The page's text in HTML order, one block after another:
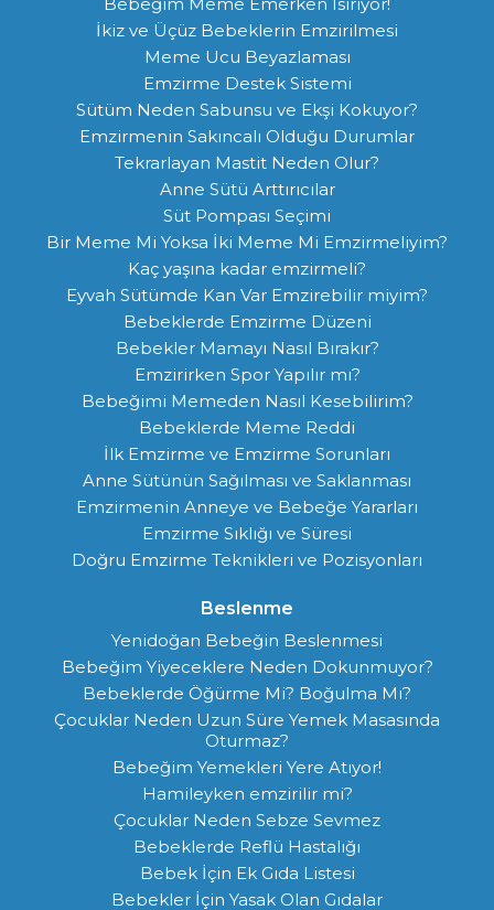
İkiz ve Üçüz Bebeklerin Emzirilmesi
Meme Ucu Beyazlaması
Emzirme Destek Sistemi
Sütüm Neden Sabunsu ve Ekşi Kokuyor?
Emzirmenin Sakıncalı Olduğu Durumlar
Tekrarlayan Mastit Neden Olur?
Anne Sütü Arttırıcılar
Süt Pompası Seçimi
Bir Meme Mi Yoksa İki Meme Mi Emzirmeliyim?
Kaç yaşına kadar emzirmeli?
Eyvah Sütümde Kan Var Emzirebilir miyim?
Bebeklerde Emzirme Düzeni
Bebekler Mamayı Nasıl Bırakır?
Emzirirken Spor Yapılır mı?
Bebeğimi Memeden Nasıl Kesebilirim?
Bebeklerde Meme Reddi
İlk Emzirme ve Emzirme Sorunları
Anne Sütünün Sağılması ve Saklanması
Emzirmenin Anneye ve Bebeğe Yararları
Emzirme Sıklığı ve Süresi
Doğru Emzirme Teknikleri ve Pozisyonları
Beslenme
Yenidoğan Bebeğin Beslenmesi
Bebeğim Yiyeceklere Neden Dokunmuyor?
Bebeklerde Öğürme Mi? Boğulma Mı?
Çocuklar Neden Uzun Süre Yemek Masasında
Oturmaz?
Bebeğim Yemekleri Yere Atıyor!
Hamileyken emzirilir mi?
Çocuklar Neden Sebze Sevmez
Bebeklerde Reflü Hastalığı
Bebek İçin Ek Gıda Listesi
Bebekler İçin Yasak Olan Gıdalar